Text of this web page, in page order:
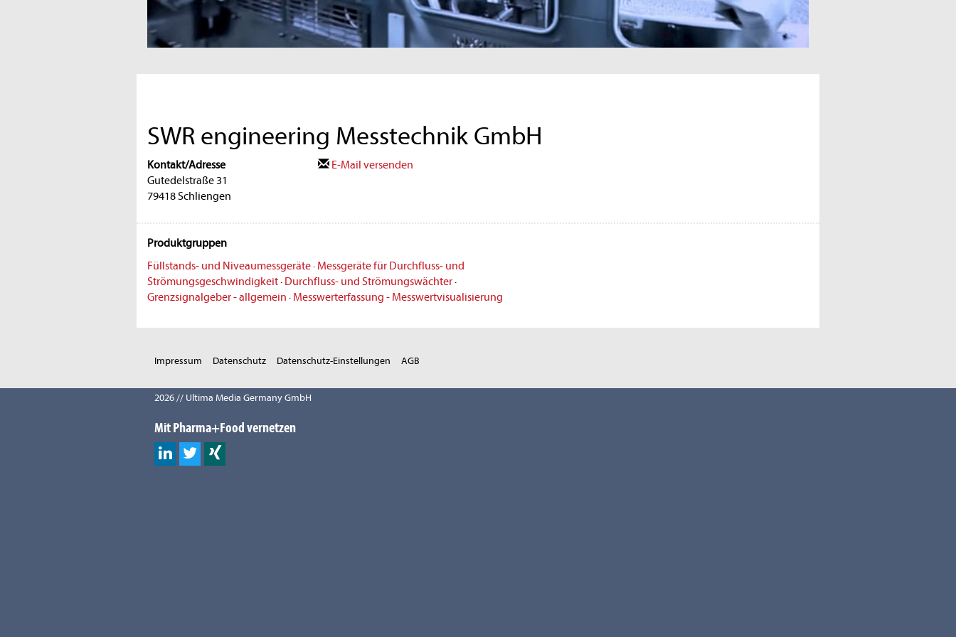
SWR engineering Messtechnik GmbH
Kontakt/Adresse
Gutedelstraße 31
79418 Schliengen
E-Mail versenden
Produktgruppen
Füllstands- und Niveaumessgeräte· Messgeräte für Durchfluss- und
Strömungsgeschwindigkeit· Durchfluss- und Strömungswächter·
Grenzsignalgeber - allgemein · Messwerterfassung - Messwertvisualisierung
Impressum Datenschutz Datenschutz-Einstellungen AGB
2026 // Ultima Media Germany GmbH
Mit Pharma+Food vernetzen